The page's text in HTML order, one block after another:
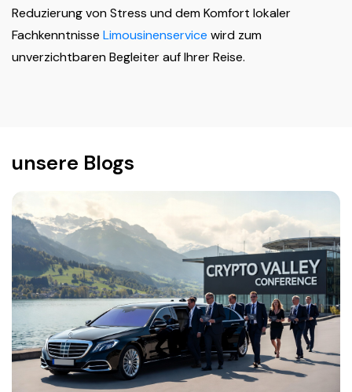
Reduzierung von Stress und dem Komfort lokaler
Fachkenntnisse Limousinenservice wird zum
unverzichtbaren Begleiter auf Ihrer Reise.
unsere Blogs